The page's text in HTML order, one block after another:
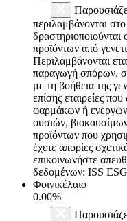
περιλαμβάνονται
προϊόντων από
Περιλαμβάνονται
παραγωγή σπόρων,
με τη βοήθεια της
επίσης εταιρείες
φαρμάκων ή
ουσιών,
προϊόντων που
έχετε απορίες
επικοινωνήστε
δεδομένων: ISS
Φοινικέλαιο
0.00%